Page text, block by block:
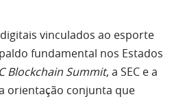
vinculados ao esporte
fundamental nos Estados
Blockchain Summit, a SEC e a
orientação conjunta que